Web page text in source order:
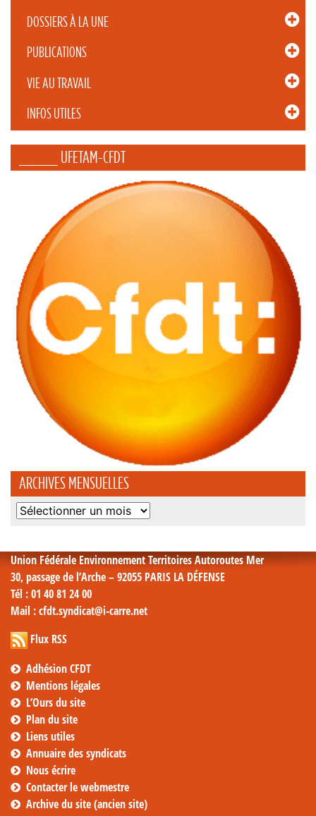
DOSSIERS À LA UNE
PUBLICATIONS
VIE AU TRAVAIL
INFOS UTILES
_____ UFETAM-CFDT
ARCHIVES MENSUELLES
Archives
Union Fédérale Environnement Territoires Autoroutes Mer
30, passage de l’Arche – 92055 PARIS LA DÉFENSE
Tél : 01 40 81 24 00
Mail : cfdt.syndicat@i-carre.net
Flux RSS
Adhésion CFDT
Mentions légales
L’Ours du site
Plan du site
Liens utiles
Annuaire des syndicats
Nous écrire
Contacter le webmestre
Archive du site (ancien site)